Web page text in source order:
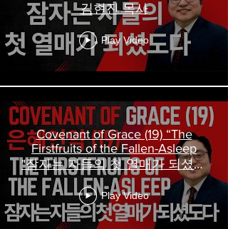
김현진 목사
Play Video
Covenant of Grace (19) “The
Firstfruits of the Fallen-Asleep
"잠자는 자들의 첫 열매가 되셨도
다" Rev. Jeremiah Kim
Play Video